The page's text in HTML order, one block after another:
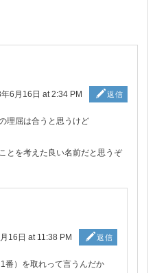
6月16日 at 2:34 PM 返信
理屈は合うと思うけど
とを考えた良い名前だと思うぞ
16日 at 11:38 PM 返信
番）を取れって言うんだか